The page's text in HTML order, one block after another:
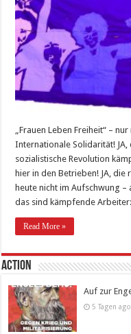
„Frauen Leben Freiheit“ –
Internationale Solidarität!
sozialistische Revolution
hier in den Betrieben! JA,
heute nicht im Aufschwung –
das sind kämpfende
Read More »
Action
Auf zur
5 Tagen ago